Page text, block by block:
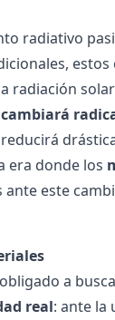
radiativo
radiación
cambiará
era donde los
este
a
real: ante la